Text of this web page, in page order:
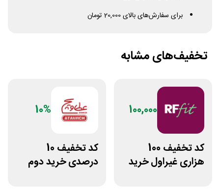
برای سفارش‌های بالای 20,000 تومان
تخفیف‌های مشابه
100,000
کد تخفیف 100
هزاری غیراول خرید
10%
کد تخفیف 10
درصدی خرید دوم